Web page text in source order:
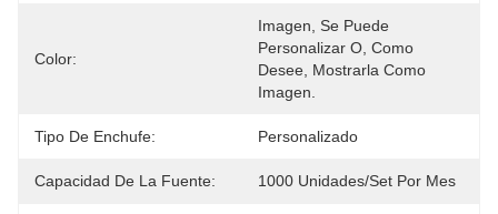
Color:
Imagen, Se Puede
Personalizar O, Como
Desee, Mostrarla Como
Imagen.
Tipo De Enchufe: Personalizado
Capacidad De La Fuente: 1000 Unidades/set Por Mes